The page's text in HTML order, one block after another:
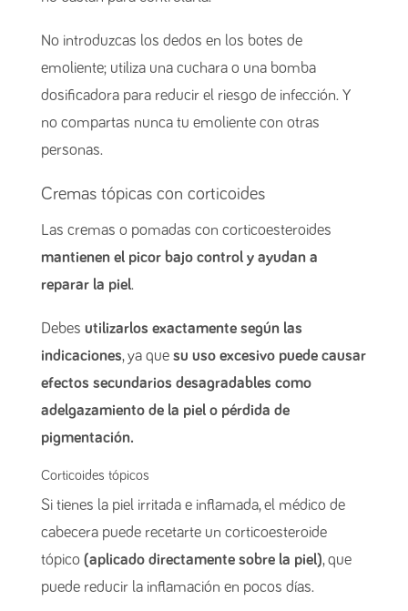
No introduzcas los dedos en los botes de
emoliente; utiliza una cuchara o una bomba
dosificadora para reducir el riesgo de infección. Y
no compartas nunca tu emoliente con otras
personas.
Cremas tópicas con corticoides
Las cremas o pomadas con corticoesteroides
mantienen el picor bajo control y ayudan a
reparar la piel.
Debes utilizarlos exactamente según las
indicaciones, ya que su uso excesivo puede causar
efectos secundarios desagradables como
adelgazamiento de la piel o pérdida de
pigmentación.
Corticoides tópicos
Si tienes la piel irritada e inflamada, el médico de
cabecera puede recetarte un corticoesteroide
tópico (aplicado directamente sobre la piel), que
puede reducir la inflamación en pocos días.